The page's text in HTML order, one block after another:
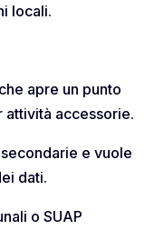
locali.
apre un punto
attività accessorie.
e vuole
dati.
o SUAP